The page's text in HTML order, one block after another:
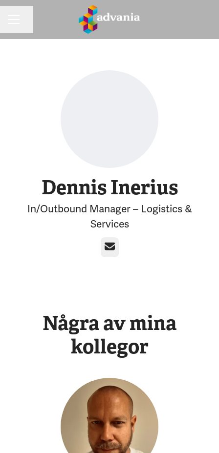
Dennis Inerius
In/Outbound Manager – Logistics &
Services
E-post
Några av mina
kollegor